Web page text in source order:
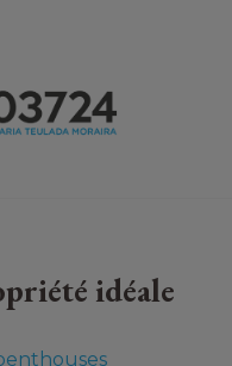
idéale